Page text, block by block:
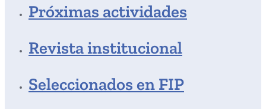
Próximas actividades
Revista institucional
Seleccionados en FIP